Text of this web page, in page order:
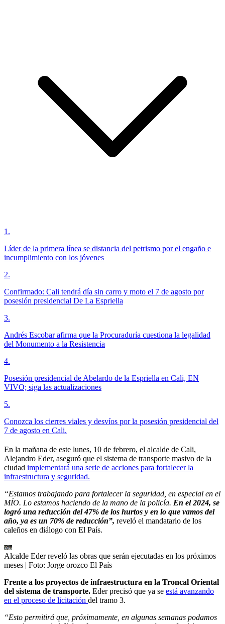
1 .
Líder de la primera línea se distancia del petrismo por el engaño e
incumplimiento con los jóvenes
2.
Confirmado: Cali tendrá día sin carro y moto el 7 de agosto por
posesión presidencial De La Espriella
3.
Andrés Escobar afirma que la Procuraduría cuestiona la legalidad
del Monumento a la Resistencia
4.
Posesión presidencial de Abelardo de la Espriella en Cali, EN
VIVO; siga las actualizaciones
5.
Conozca los cierres viales y desvíos por la posesión presidencial del
7 de agosto en Cali.
En la mañana de este lunes, 10 de febrero, el alcalde de Cali,
Alejandro Eder, aseguró que el sistema de transporte masivo de la
ciudad implementará una serie de acciones para fortalecer la
infraestructura y seguridad.
“Estamos trabajando para fortalecer la seguridad, en especial en el
MÍO. Lo estamos haciendo de la mano de la policía. En el 2024, se
logró una reducción del 47% de los hurtos y en lo que vamos del
año, ya es un 70% de reducción”, reveló el mandatario de los
caleños en diálogo con El País.
Alcalde Eder reveló las obras que serán ejecutadas en los próximos
meses | Foto: Jorge orozco El País
Frente a los proyectos de infraestructura en la Troncal Oriental
del sistema de transporte. Eder precisó que ya se está avanzando
en el proceso de licitación del tramo 3.
“Esto permitirá que, próximamente, en algunas semanas podamos